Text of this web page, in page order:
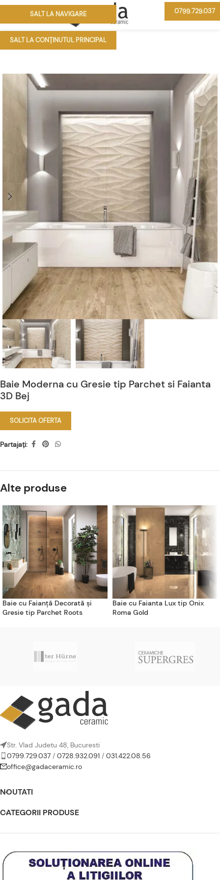
SALT LA NAVIGARE
SALT LA CONȚINUTUL PRINCIPAL
0799.729.037
Baie Moderna cu Gresie tip Parchet si Faianta
3D Bej
SOLICITA OFERTA
Partajați:
Alte produse
Baie cu Faianță Decorată și
Gresie tip Parchet Roots
Baie cu Faianta Lux tip Onix
Roma Gold
Str. Vlad Judetu 48, Bucuresti
0799.729.037 / 0728.932.091 / 031.422.08.56
office@gadaceramic.ro
NOUTATI
CATEGORII PRODUSE